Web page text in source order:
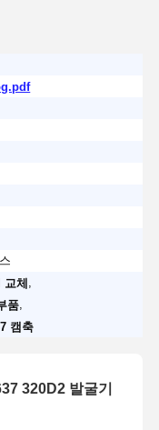
체
품
캠축
320D2 발굴기